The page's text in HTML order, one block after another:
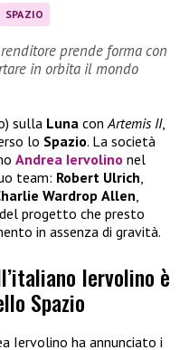
SPAZIO
prende forma con
in orbita il mondo
sulla Luna con Artemis II,
lo Spazio. La società
Andrea Iervolino nel
team: Robert Ulrich
WardropAllen
progetto che presto
in assenza di gravità.
Iervolino è
Spazio
Iervolino ha annunciato i